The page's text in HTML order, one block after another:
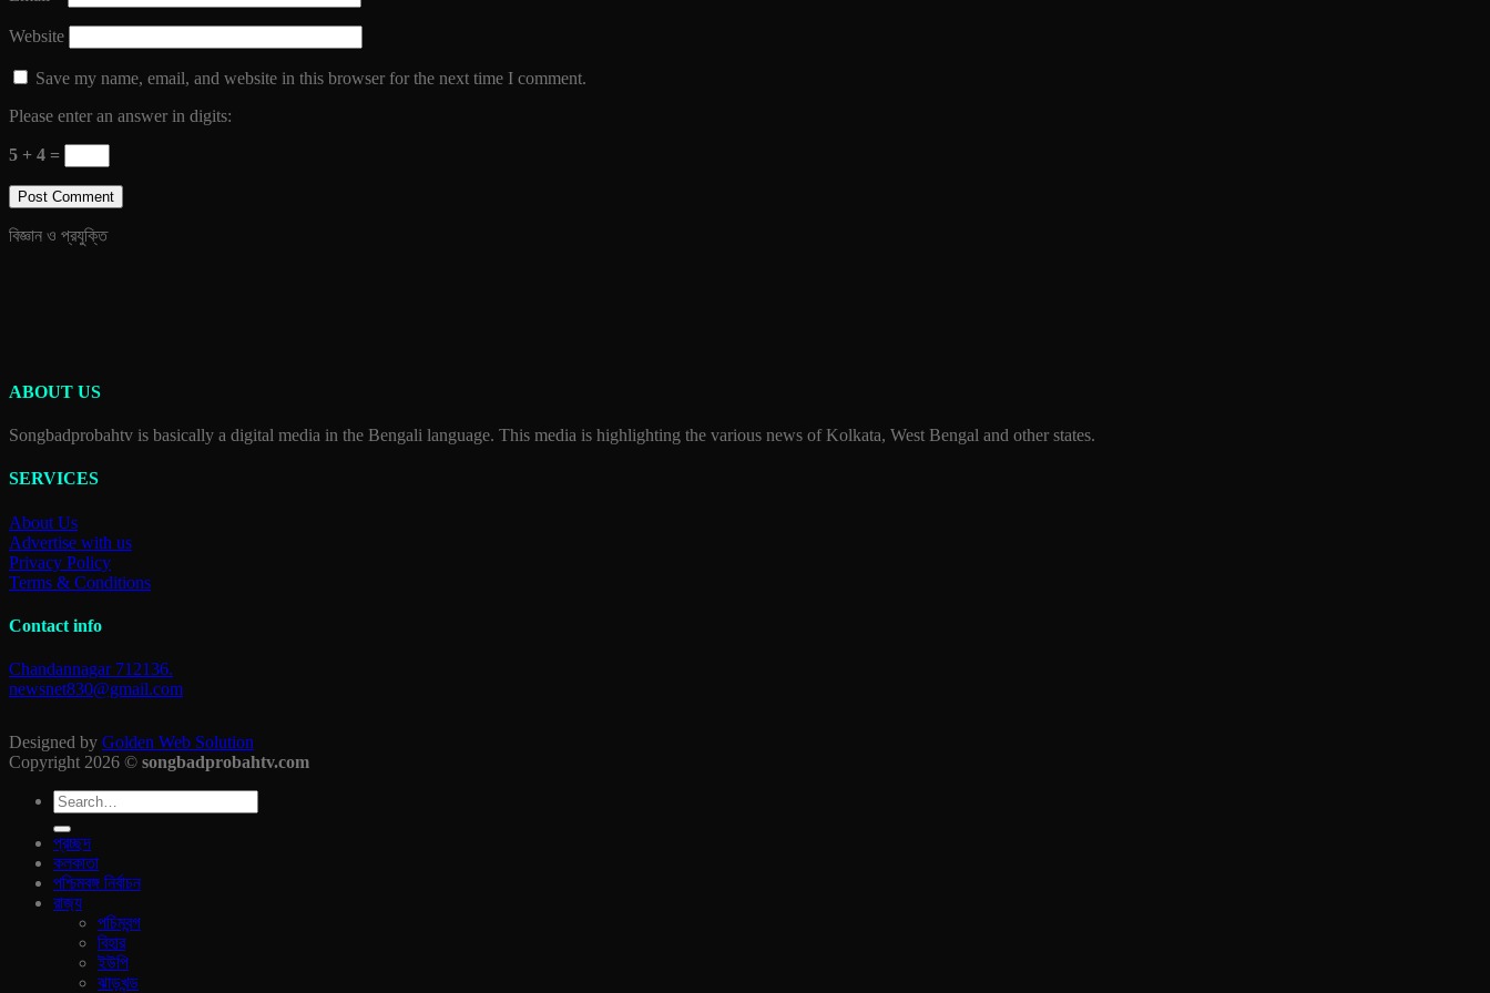
Website
Save my name, email, and website in this browser for the next time I comment.
Please enter an answer in digits:
5 + 4 =
বিজ্ঞান ও প্রযুক্তি
ABOUT US
Songbadprobahtv is basically a digital media in the Bengali language. This media is highlighting the various news of Kolkata, West Bengal and other states.
SERVICES
About Us
Advertise with us
Privacy Policy
Terms & Conditions
Contact info
Chandannagar 712136.
newsnet830@gmail.com
Designed by Golden Web Solution
Copyright 2026 © songbadprobahtv.com
প্রচ্ছদ
কলকাতা
পশ্চিমবঙ্গ নির্বাচন
রাজ‍্য
পচিমবন্গ
বিহার
ইউপি
ঝাড়খন্ড